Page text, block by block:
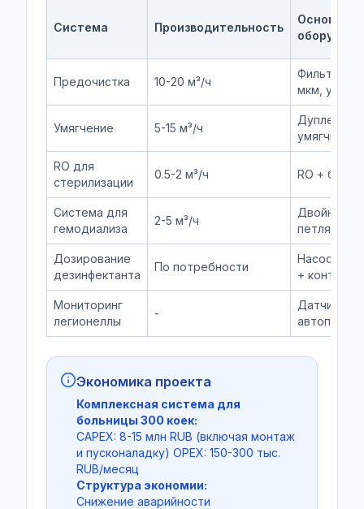
Система Производительность
Основное
Предочистка 10-20 м³/ч
Фильтры
мкм,
Умягчение 5-15 м³/ч
умягчитель
RO для
стерилизации
0.5-2 м³/ч RO + бак +
Система для
гемодиализа
2-5 м³/ч
Двойной
петля + УФ
Дозирование
дезинфектанта
По потребности
Насос +
+
Мониторинг
легионеллы
-
Датчики,
Экономика проекта
Комплексная система для
больницы 300 коек:
CAPEX: 8-15 млн RUB (включая монтаж
и пусконаладку) OPEX: 150-300 тыс.
RUB/месяц
Структура экономии:
Снижение аварийности